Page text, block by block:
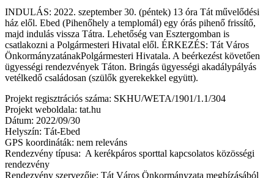
INDULÁS: 2022. szeptember 30. (péntek) 13 óra Tát művelődési
ház elől. Ebed (Pihenőhely a templomál) egy órás pihenő frissítő,
majd indulás vissza Tátra. Lehetőség van Esztergomban is
csatlakozni a Polgármesteri Hivatal elől. ÉRKEZÉS: Tát Város
ÖnkormányzatánakPolgármesteri Hivatala. A beérkezést követően
ügyességi rendezvények Táton. Bringás ügyességi akadálypályás
vetélkedő családosan (szülők gyerekekkel együtt).
Projekt regisztrációs száma: SKHU/WETA/1901/1.1/304
Projekt weboldala: tat.hu
Dátum: 2022/09/30
Helyszín: Tát-Ebed
GPS koordináták: nem releváns
Rendezvény típusa: A kerékpáros sporttal kapcsolatos közösségi
rendezvény
Rendezvény szervezője: Tát Város Önkormányzata megbízásából